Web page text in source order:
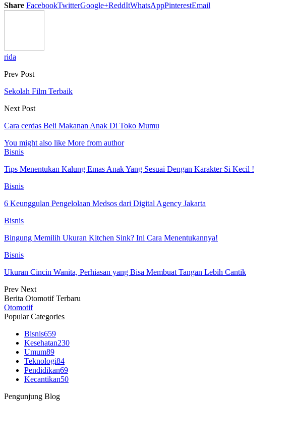
Share FacebookTwitterGoogle+ReddItWhatsAppPinterestEmail
rida
Prev Post
Sekolah Film Terbaik
Next Post
Cara cerdas Beli Makanan Anak Di Toko Mumu
You might also like More from author
Bisnis
Tips Menentukan Kalung Emas Anak Yang Sesuai Dengan Karakter Si Kecil !
Bisnis
6 Keunggulan Pengelolaan Medsos dari Digital Agency Jakarta
Bisnis
Bingung Memilih Ukuran Kitchen Sink? Ini Cara Menentukannya!
Bisnis
Ukuran Cincin Wanita, Perhiasan yang Bisa Membuat Tangan Lebih Cantik
Prev Next
Berita Otomotif Terbaru
Otomotif
Popular Categories
Bisnis659
Kesehatan230
Umum89
Teknologi84
Pendidikan69
Kecantikan50
Pengunjung Blog